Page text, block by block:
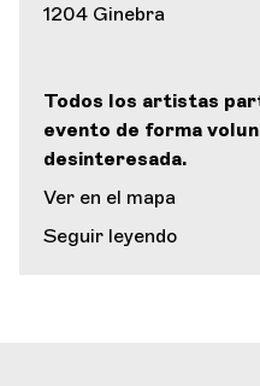
1204 Ginebra
Todos los artistas
evento de forma
desinteresada.
Ver en el mapa
Seguir leyendo